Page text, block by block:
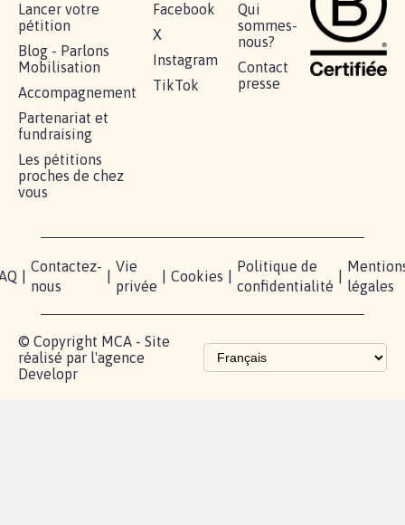
Lancer votre
pétition
Blog - Parlons
Mobilisation
Accompagnement
Partenariat et
fundraising
Les pétitions
proches de chez
vous
Facebook
X
Instagram
TikTok
Qui
sommes-
nous?
Contact
presse
Contactez-
nous
Vie
privée
Cookies
Politique de
confidentialité
légales
© Copyright MCA - Site
réalisé par l'agence
Developr